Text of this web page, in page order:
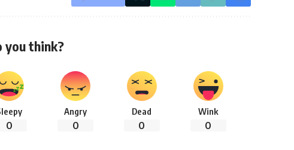
you think?
0
Angry
0
Dead
0
Wink
0